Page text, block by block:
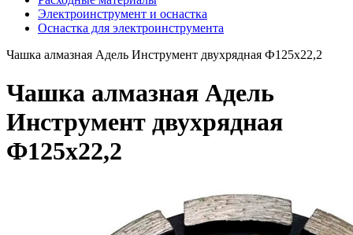
Электроинструмент и оснастка
Оснастка для электроинструмента
Чашка алмазная Адель Инструмент двухрядная Ф125х22,2
Чашка алмазная Адель
Инструмент двухрядная
Ф125х22,2